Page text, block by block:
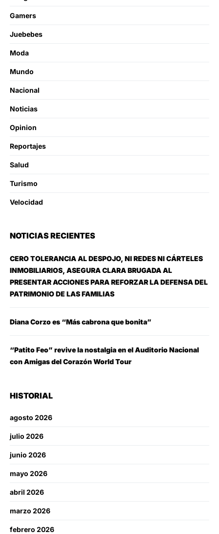
Gamers
Juebebes
Moda
Mundo
Nacional
Noticias
Opinion
Reportajes
Salud
Turismo
Velocidad
NOTICIAS RECIENTES
CERO TOLERANCIA AL DESPOJO, NI REDES NI CÁRTELES
INMOBILIARIOS, ASEGURA CLARA BRUGADA AL
PRESENTAR ACCIONES PARA REFORZAR LA DEFENSA DEL
PATRIMONIO DE LAS FAMILIAS
Diana Corzo es “Más cabrona que bonita”
“Patito Feo” revive la nostalgia en el Auditorio Nacional
con Amigas del Corazón World Tour
HISTORIAL
agosto 2026
julio 2026
junio 2026
mayo 2026
abril 2026
marzo 2026
febrero 2026